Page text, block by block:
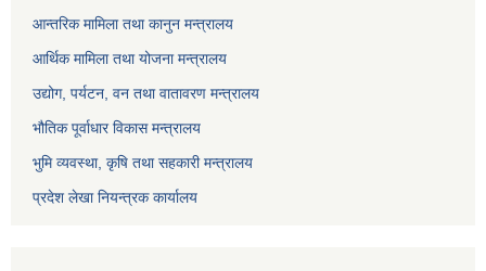
आन्तरिक मामिला तथा कानुन मन्त्रालय
आर्थिक मामिला तथा योजना मन्त्रालय
उद्योग, पर्यटन, वन तथा वातावरण मन्त्रालय
भौतिक पूर्वाधार विकास मन्त्रालय
भुमि व्यवस्था, कृषि तथा सहकारी मन्त्रालय
प्रदेश लेखा नियन्त्रक कार्यालय